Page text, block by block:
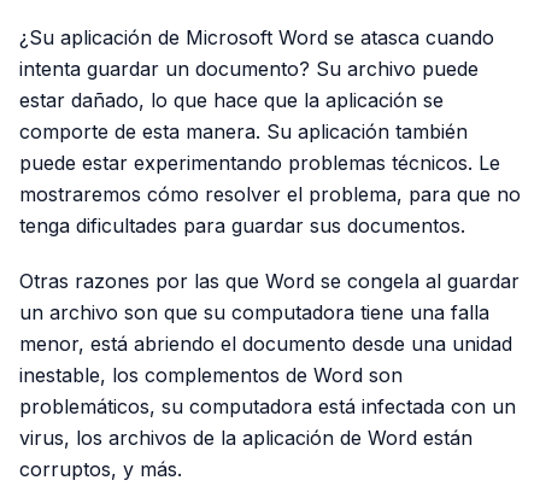
¿Su aplicación de Microsoft Word se atasca cuando
intenta guardar un documento? Su archivo puede
estar dañado, lo que hace que la aplicación se
comporte de esta manera. Su aplicación también
puede estar experimentando problemas técnicos. Le
mostraremos cómo resolver el problema, para que no
tenga dificultades para guardar sus documentos.
Otras razones por las que Word se congela al guardar
un archivo son que su computadora tiene una falla
menor, está abriendo el documento desde una unidad
inestable, los complementos de Word son
problemáticos, su computadora está infectada con un
virus, los archivos de la aplicación de Word están
corruptos, y más.